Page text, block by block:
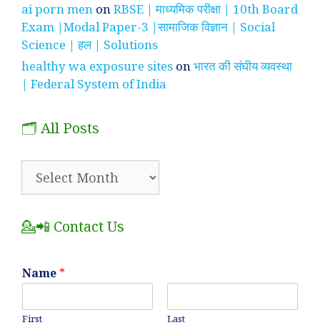
ai porn men onRBSE | माध्यमिक परीक्षा | 10th Board
Exam |Modal Paper-3 |सामाजिक विज्ञान | Social
Science | हल | Solutions
healthy wa exposure sites onभारत की संघीय व्यवस्था
| Federal System of India
🗂️ All Posts
💁📲 Contact Us
Name *
First Last